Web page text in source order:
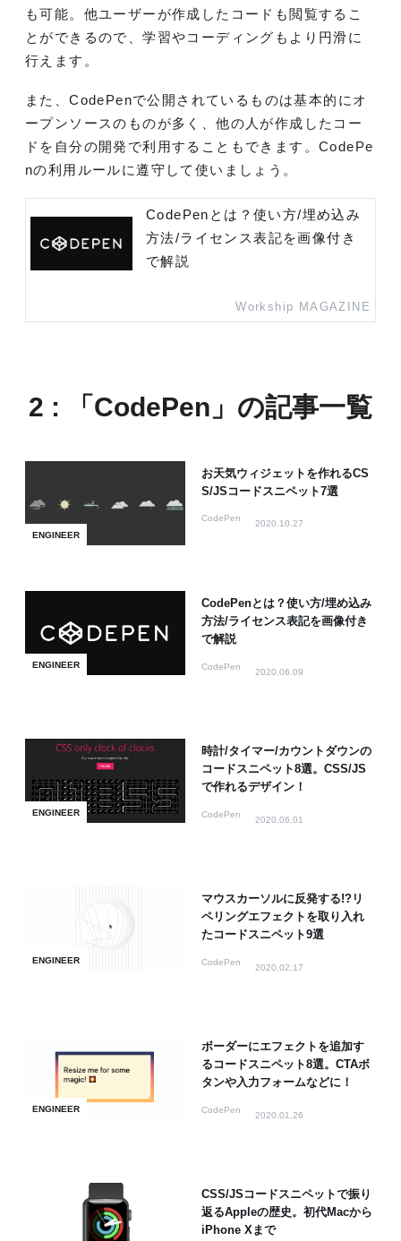
も可能。他ユーザーが作成したコードも閲覧するこ
とができるので、学習やコーディングもより円滑に
行えます。
また、CodePenで公開されているものは基本的にオ
ープンソースのものが多く、他の人が作成したコー
ドを自分の開発で利用することもできます。CodePe
nの利用ルールに遵守して使いましょう。
CodePenとは？使い方/埋め込み
方法/ライセンス表記を画像付き
で解説
Workship MAGAZINE
2 : 「CodePen」の記事一覧
ENGINEER
お天気ウィジェットを作れるCS
S/JSコードスニペット7選
CodePen
2020.10.27
ENGINEER
CodePenとは？使い方/埋め込み
方法/ライセンス表記を画像付き
で解説
CodePen
2020.06.09
ENGINEER
時計/タイマー/カウントダウンの
コードスニペット8選。CSS/JS
で作れるデザイン！
CodePen
2020.06.01
ENGINEER
マウスカーソルに反発する!?リ
ペリングエフェクトを取り入れ
たコードスニペット9選
CodePen
2020.02.17
ENGINEER
ボーダーにエフェクトを追加す
るコードスニペット8選。CTAボ
タンや入力フォームなどに！
CodePen
2020.01.26
CSS/JSコードスニペットで振り
返るAppleの歴史。初代Macから
iPhone Xまで